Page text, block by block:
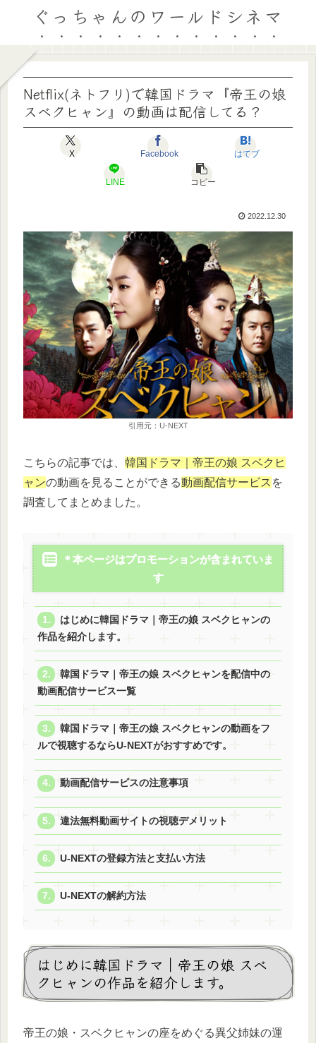
ぐっちゃんのワールドシネマ
Netflix(ネトフリ)で韓国ドラマ『帝王の娘
スベクヒャン』の動画は配信してる？
X Facebook はてブ
LINE コピー
2022.12.30
引用元：U-NEXT
こちらの記事では、 韓国ドラマ｜帝王の娘 スベクヒ
ャンの動画を見ることができる動画配信サービス を
調査してまとめました。
＊本ページはプロモーションが含まれていま
す
はじめに韓国ドラマ｜帝王の娘 スベクヒャンの
作品を紹介します。
韓国ドラマ｜帝王の娘 スベクヒャンを配信中の
動画配信サービス一覧
韓国ドラマ｜帝王の娘 スベクヒャンの動画をフ
ルで視聴するならU-NEXTがおすすめです。
動画配信サービスの注意事項
違法無料動画サイトの視聴デメリット
U-NEXTの登録方法と支払い方法
U-NEXTの解約方法
はじめに韓国ドラマ｜帝王の娘 スベ
クヒャンの作品を紹介します。
帝王の娘・スベクヒャンの座をめぐる異父姉妹の運